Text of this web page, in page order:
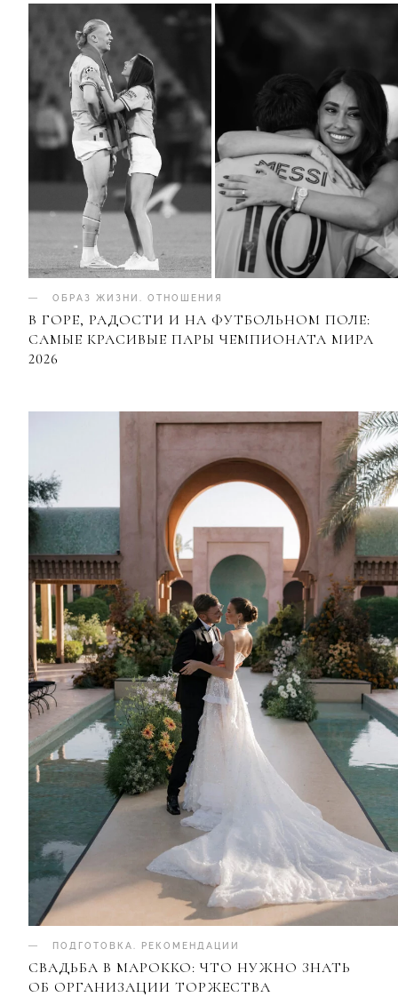
ОБРАЗ ЖИЗНИ ОТНОШЕНИЯ
В ГОРЕ, РАДОСТИ И НА ФУТБОЛЬНОМ ПОЛЕ:
САМЫЕ КРАСИВЫЕ ПАРЫ ЧЕМПИОНАТА МИРА
2026
ПОДГОТОВКА РЕКОМЕНДАЦИИ
СВАДЬБА В МАРОККО: ЧТО НУЖНО ЗНАТЬ
ОБ ОРГАНИЗАЦИИ ТОРЖЕСТВА